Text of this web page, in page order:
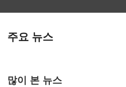
주요 뉴스
많이 본 뉴스